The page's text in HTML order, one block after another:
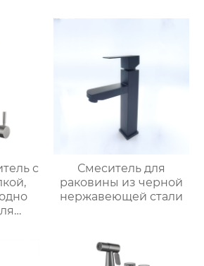
с
Смеситель для
раковины из черной
нержавеющей стали